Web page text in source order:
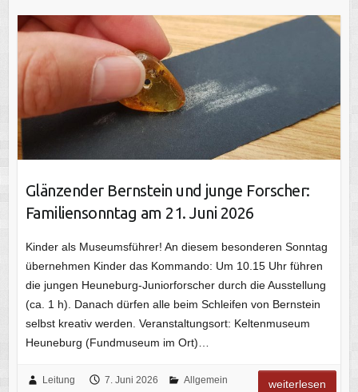
Glänzender Bernstein und junge Forscher:
Familiensonntag am 21. Juni 2026
Kinder als Museumsführer! An diesem besonderen Sonntag
übernehmen Kinder das Kommando: Um 10.15 Uhr führen
die jungen Heuneburg-Juniorforscher durch die Ausstellung
(ca. 1 h). Danach dürfen alle beim Schleifen von Bernstein
selbst kreativ werden. Veranstaltungsort: Keltenmuseum
Heuneburg (Fundmuseum im Ort)…
Leitung 7. Juni 2026 Allgemein weiterlesen